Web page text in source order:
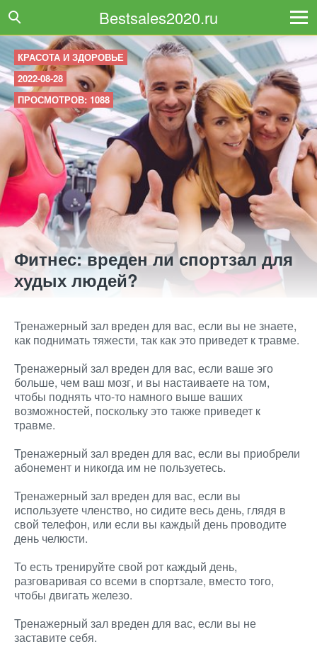
Bestsales2020.ru
КРАСОТА И ЗДОРОВЬЕ
2022-08-28
ПРОСМОТРОВ: 1088
Фитнес: вреден ли спортзал для
худых людей?
Тренажерный зал вреден для вас, если вы не знаете,
как поднимать тяжести, так как это приведет к травме.
Тренажерный зал вреден для вас, если ваше эго
больше, чем ваш мозг, и вы настаиваете на том,
чтобы поднять что-то намного выше ваших
возможностей, поскольку это также приведет к
травме.
Тренажерный зал вреден для вас, если вы приобрели
абонемент и никогда им не пользуетесь.
Тренажерный зал вреден для вас, если вы
используете членство, но сидите весь день, глядя в
свой телефон, или если вы каждый день проводите
день челюсти.
То есть тренируйте свой рот каждый день,
разговаривая со всеми в спортзале, вместо того,
чтобы двигать железо.
Тренажерный зал вреден для вас, если вы не
заставите себя.